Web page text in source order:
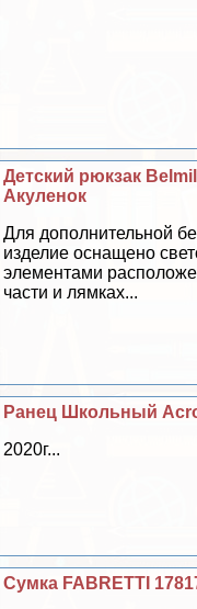
Детский рюкзак
Акуленок
Для дополнительной
изделие оснащено
элементами
части и лямках...
Ранец Школьный
2020г...
Сумка FABRETTI